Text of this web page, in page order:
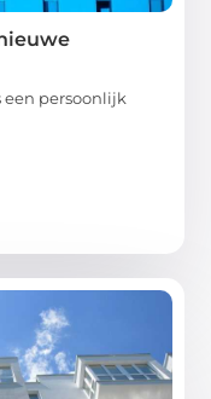
een persoonlijk